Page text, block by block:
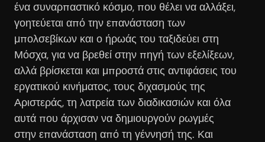
ένα συναρπαστικό κόσμο, που θέλει να αλλάξει,
γοητεύεται από την επανάσταση των
μπολσεβίκων και ο ήρωάς του ταξιδεύει στη
Μόσχα, για να βρεθεί στην πηγή των εξελίξεων,
αλλά βρίσκεται και μπροστά στις αντιφάσεις του
εργατικού κινήματος, τους διχασμούς της
Αριστεράς, τη λατρεία των διαδικασιών και όλα
αυτά που άρχισαν να δημιουργούν ρωγμές
στην επανάσταση από τη γέννησή της. Και